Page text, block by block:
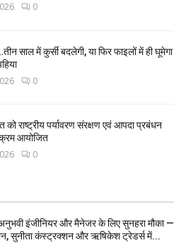
0
साल में कुर्सी बदलेगी, या फिर फाइलों में ही घूमेगा
0
को राष्ट्रीय पर्यावरण संरक्षण एवं आपदा प्रबंधन
आयोजित
0
अनुभवी इंजीनियर और मैनेजर के लिए सुनहरा मौका —
सुनीता कंस्ट्रक्शन और ऋषिकेश ट्रेडर्स में...